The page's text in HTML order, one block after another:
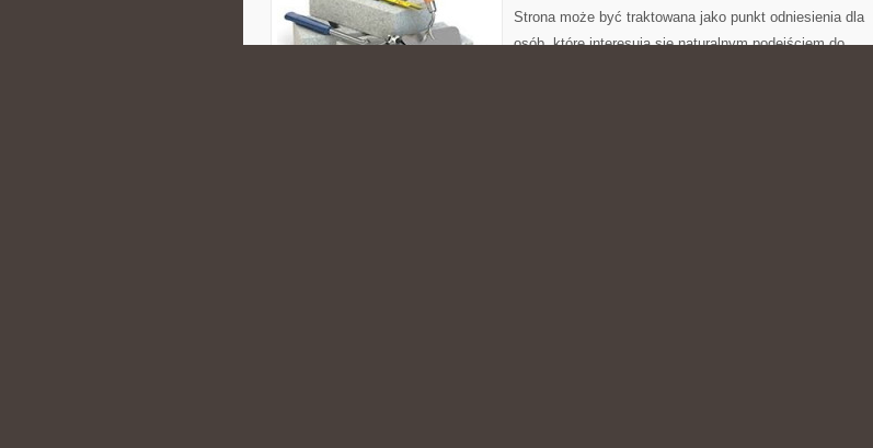
Strona może być traktowana jako punkt odniesienia dla
osób, które interesują się naturalnym podejściem do